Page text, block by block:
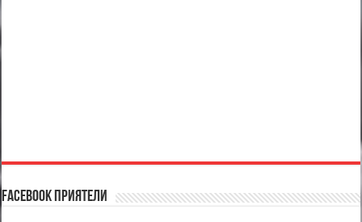
Facebook Приятели